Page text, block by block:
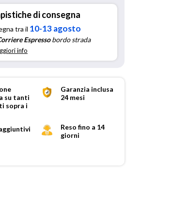
di consegna
tra il 10-13 agosto
Espressobordo strada
info
su tanti
sopra i
Garanzia inclusa
24 mesi
Reso fino a 14
giorni